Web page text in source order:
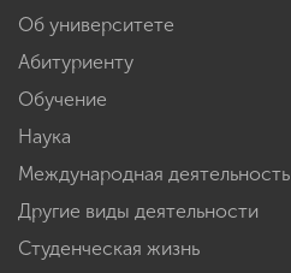
Об университете
Абитуриенту
Обучение
Наука
Международная деятельность
Другие виды деятельности
Студенческая жизнь